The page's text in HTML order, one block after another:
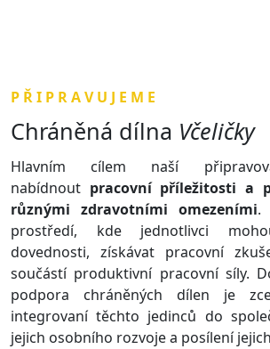
P Ř I P R A V U J E M E
Chráněná dílna Včeličky
Hlavním cílem naší
nabídnout pracovní příležitosti a
různými zdravotními omezeními.
prostředí, kde jednotlivci
dovednosti, získávat pracovní
součástí produktivní pracovní síly.
podpora chráněných dílen je
integrovaní těchto jedinců do
jejich osobního rozvoje a posílení